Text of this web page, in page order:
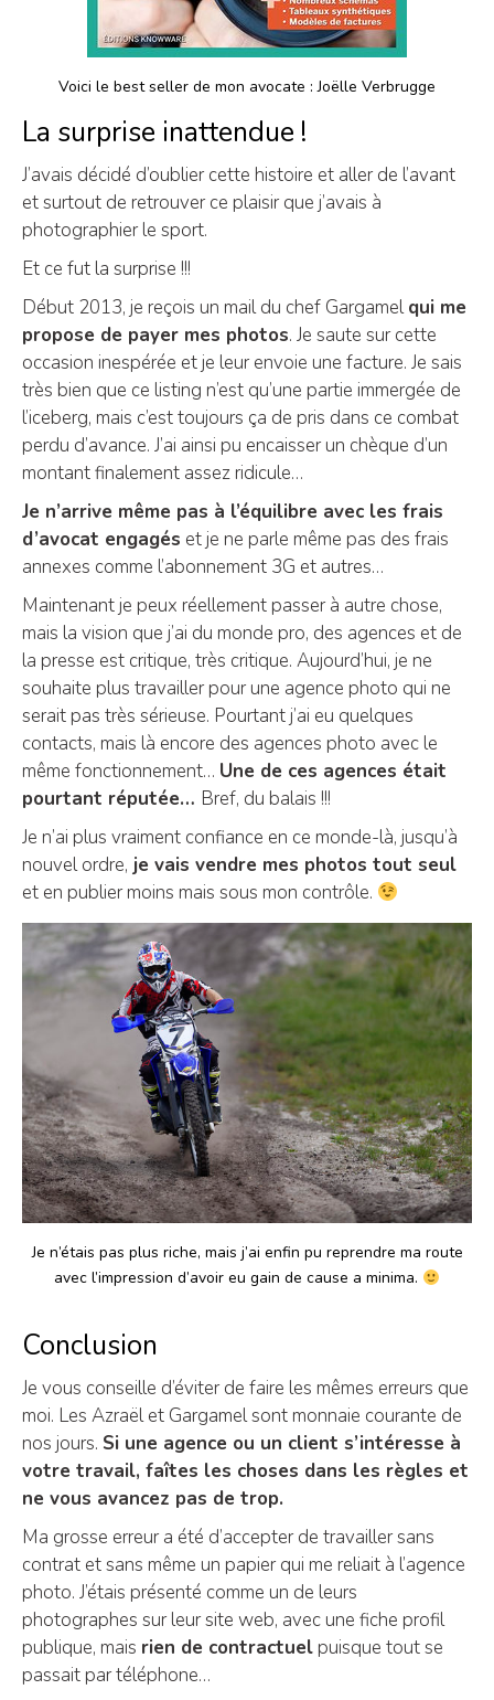
Voici le best seller de mon avocate : Joëlle Verbrugge
La surprise inattendue !
J’avais décidé d’oublier cette histoire et aller de l’avant
et surtout de retrouver ce plaisir que j’avais à
photographier le sport.
Et ce fut la surprise !!!
Début 2013, je reçois un mail du chef Gargamelqui me
propose de payer mes photos. Je saute sur cette
occasion inespérée et je leur envoie une facture. Je sais
très bien que ce listing n’est qu’une partie immergée de
l’iceberg, mais c’est toujours ça de pris dans ce combat
perdu d’avance. J’ai ainsi pu encaisser un chèque d’un
montant finalement assez ridicule…
Je n’arrive même pas à l’équilibre avec les frais
d’avocat engagés et je ne parle même pas des frais
annexes comme l’abonnement 3G et autres…
Maintenant je peux réellement passer à autre chose,
mais la vision que j’ai du monde pro, des agences et de
la presse est critique, très critique. Aujourd’hui, je ne
souhaite plus travailler pour une agence photo qui ne
serait pas très sérieuse. Pourtant j’ai eu quelques
contacts, mais là encore des agences photo avec le
même fonctionnement… Une de ces agences était
pourtant réputée… Bref, du balais !!!
Je n’ai plus vraiment confiance en ce monde-là, jusqu’à
nouvel ordre, je vais vendre mes photos tout seul
et en publier moins mais sous mon contrôle.
Je n’étais pas plus riche, mais j’ai enfin pu reprendre ma route
avec l’impression d’avoir eu gain de cause a minima.
Conclusion
Je vous conseille d’éviter de faire les mêmes erreurs que
moi. Les Azraël et Gargamel sont monnaie courante de
nos jours. Si une agence ou un client s’intéresse à
votre travail, faîtes les choses dans les règles et
ne vous avancez pas de trop.
Ma grosse erreur a été d’accepter de travailler sans
contrat et sans même un papier qui me reliait à l’agence
photo. J’étais présenté comme un de leurs
photographes sur leur site web, avec une fiche profil
publique, mais rien de contractuel puisque tout se
passait par téléphone…